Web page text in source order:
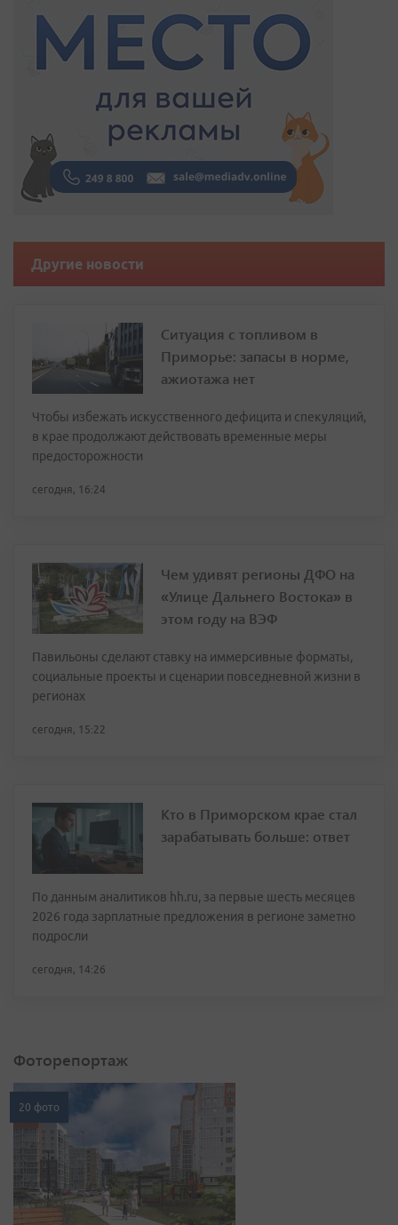
Другие новости
Ситуация с топливом в
Приморье: запасы в норме,
ажиотажа нет
Чтобы избежать искусственного дефицита и спекуляций,
в крае продолжают действовать временные меры
предосторожности
сегодня, 16:24
Чем удивят регионы ДФО на
«Улице Дальнего Востока» в
этом году на ВЭФ
Павильоны сделают ставку на иммерсивные форматы,
социальные проекты и сценарии повседневной жизни в
регионах
сегодня, 15:22
Кто в Приморском крае стал
зарабатывать больше: ответ
По данным аналитиков hh.ru, за первые шесть месяцев
2026 года зарплатные предложения в регионе заметно
подросли
сегодня, 14:26
Фоторепортаж
20 фото